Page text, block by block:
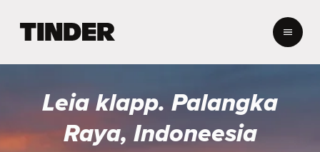
r
a
Leia klapp. Palangka
Raya, Indoneesia